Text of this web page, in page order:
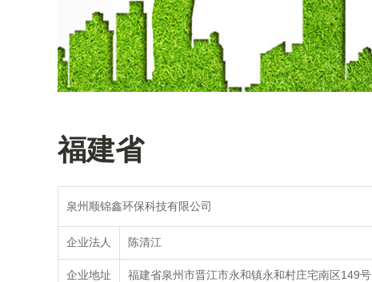
福建省
泉州顺锦鑫环保科技有限公司
企业法人 陈清江
企业地址 福建省泉州市晋江市永和镇永和村庄宅南区149号